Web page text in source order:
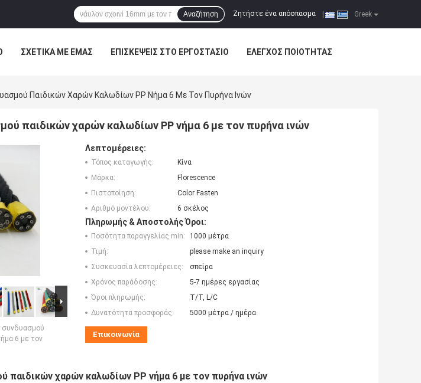
Greek
Ζητήστε ένα απόσπασμα
Αναζήτηση
ΣΧΕΤΙΚΆ ΜΕ ΕΜΆΣ ΕΠΙΣΚΈΨΕΙΣ ΣΤΟ ΕΡΓΟΣΤΆΣΙΟ ΈΛΕΓΧΟΣ ΠΟΙΌΤΗΤΑΣ
Παιδικών Χαρών Καλωδίων PP Νήμα 6 Με Τον Πυρήνα Ινών
παιδικών χαρών καλωδίων PP νήμα 6 με τον πυρήνα ινών
συνδυασμού
6 με τον
Λεπτομέρειες:
Τόπος καταγωγής:
Κίνα
Μάρκα:
Florescence
Πιστοποίηση:
Color Fasten
Αριθμό μοντέλου:
6 σκέλος
Πληρωμής & Αποστολής Όροι:
Ποσότητα παραγγελίας min:
1000 μέτρα
Τιμή:
please make an inquiry
Συσκευασία λεπτομέρειες:
σπείρα
Χρόνος παράδοσης:
5-7 ημέρες εργασίας
Όροι πληρωμής:
T/T, L/C
Δυνατότητα προσφοράς:
5000 μέτρα / ημέρα
Επικοινωνία
παιδικών χαρών καλωδίων PP νήμα 6 με τον πυρήνα ινών